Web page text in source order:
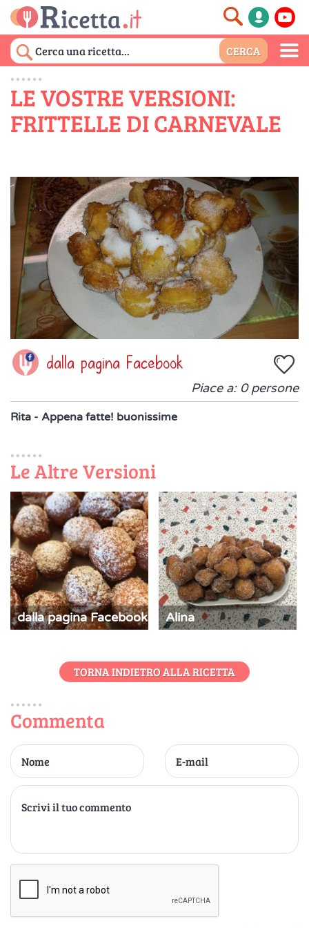
LE VOSTRE VERSIONI:
FRITTELLE DI CARNEVALE
dalla pagina Facebook
Piace a: 0persone
Rita - Appena fatte! buonissime
Le Altre Versioni
dalla pagina Facebook Alina
TORNA INDIETRO ALLA RICETTA
Commenta